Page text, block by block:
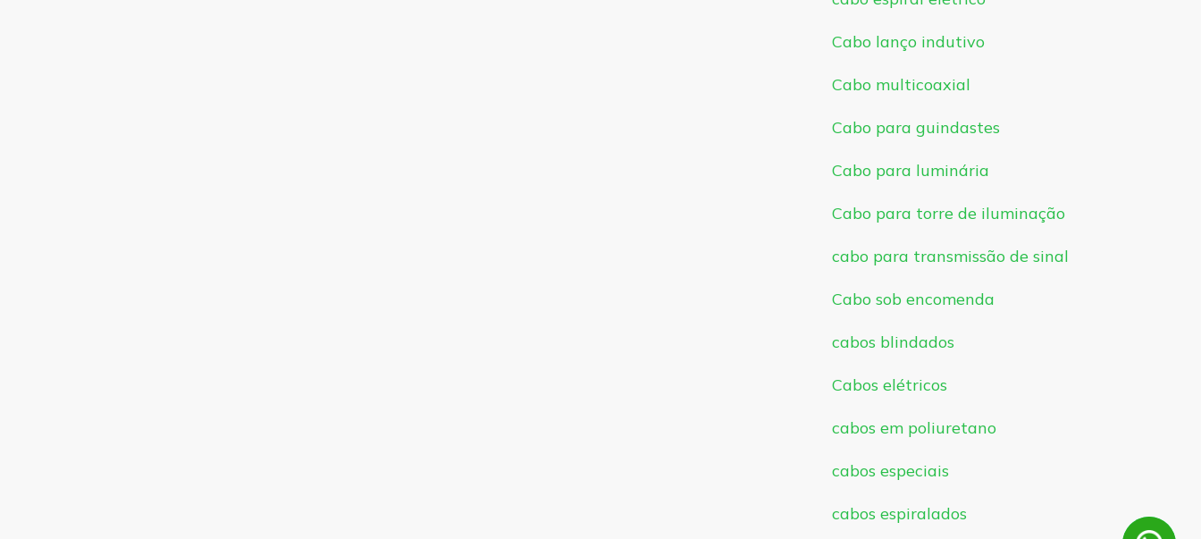
Cabo lanço indutivo
Cabo multicoaxial
Cabo para guindastes
Cabo para luminária
Cabo para torre de iluminação
cabo para transmissão de sinal
Cabo sob encomenda
cabos blindados
Cabos elétricos
cabos em poliuretano
cabos especiais
cabos espiralados